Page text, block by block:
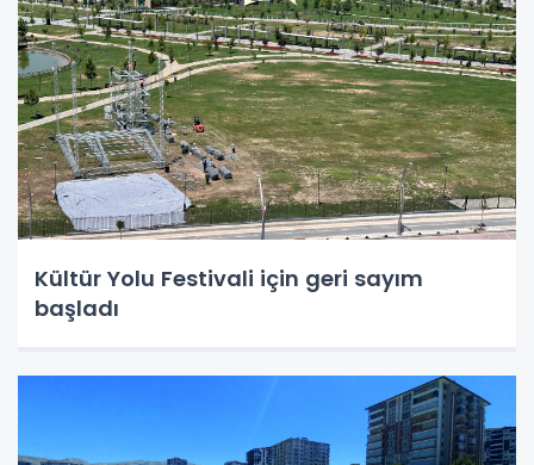
Kültür Yolu Festivali için geri sayım
başladı